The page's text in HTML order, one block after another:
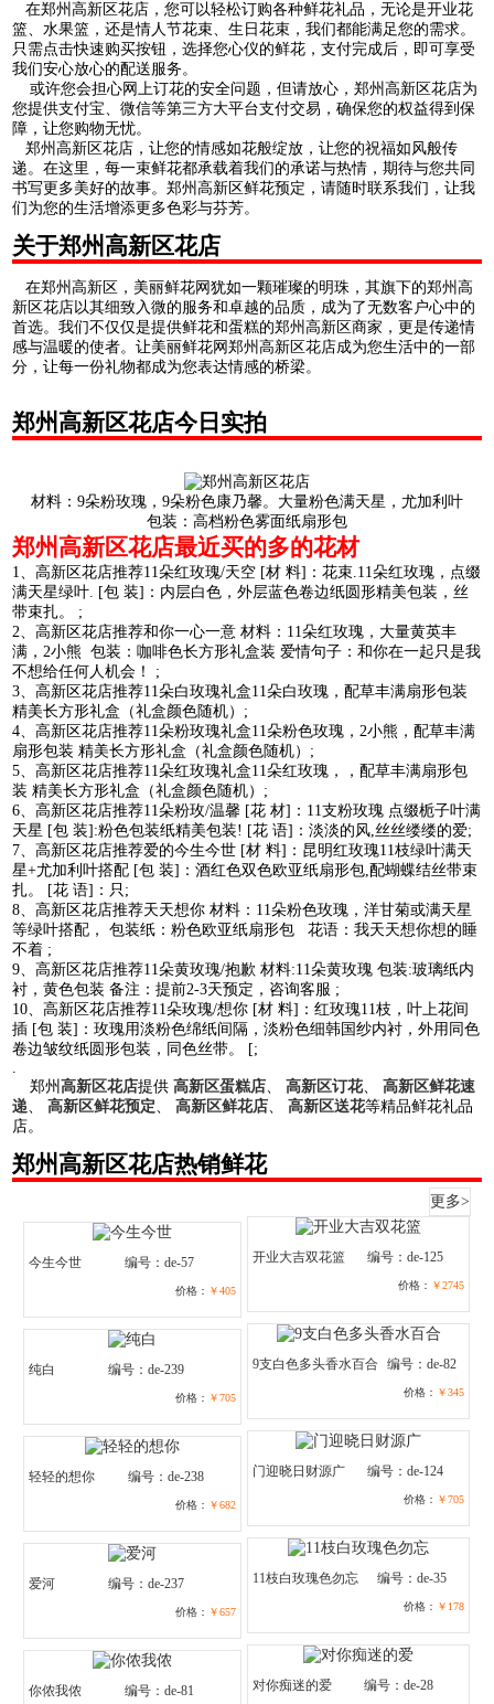
在郑州高新区花店，您可以轻松订购各种鲜花礼品，无论是开业花
篮、水果篮，还是情人节花束、生日花束，我们都能满足您的需求。
只需点击快速购买按钮，选择您心仪的鲜花，支付完成后，即可享受
我们安心放心的配送服务。
或许您会担心网上订花的安全问题，但请放心，郑州高新区花店为
您提供支付宝、微信等第三方大平台支付交易，确保您的权益得到保
障，让您购物无忧。
郑州高新区花店，让您的情感如花般绽放，让您的祝福如风般传
递。在这里，每一束鲜花都承载着我们的承诺与热情，期待与您共同
书写更多美好的故事。郑州高新区鲜花预定，请随时联系我们，让我
们为您的生活增添更多色彩与芬芳。
关于郑州高新区花店
在郑州高新区，美丽鲜花网犹如一颗璀璨的明珠，其旗下的郑州高
新区花店以其细致入微的服务和卓越的品质，成为了无数客户心中的
首选。我们不仅仅是提供鲜花和蛋糕的郑州高新区商家，更是传递情
感与温暖的使者。让美丽鲜花网郑州高新区花店成为您生活中的一部
分，让每一份礼物都成为您表达情感的桥梁。
郑州高新区花店今日实拍
材料：9朵粉玫瑰，9朵粉色康乃馨。大量粉色满天星，尤加利叶
包装：高档粉色雾面纸扇形包
郑州高新区花店最近买的多的花材
1、高新区花店推荐11朵红玫瑰/天空 [材 料]：花束.11朵红玫瑰，点缀
满天星绿叶. [包 装]：内层白色，外层蓝色卷边纸圆形精美包装，丝
带束扎。 ;
2、高新区花店推荐和你一心一意 材料：11朵红玫瑰，大量黄英丰
满，2小熊 包装：咖啡色长方形礼盒装 爱情句子：和你在一起只是我
不想给任何人机会！ ;
3、高新区花店推荐11朵白玫瑰礼盒11朵白玫瑰，配草丰满扇形包装
精美长方形礼盒（礼盒颜色随机）;
4、高新区花店推荐11朵粉玫瑰礼盒11朵粉色玫瑰，2小熊，配草丰满
扇形包装 精美长方形礼盒（礼盒颜色随机）;
5、高新区花店推荐11朵红玫瑰礼盒11朵红玫瑰，，配草丰满扇形包
装 精美长方形礼盒（礼盒颜色随机）;
6、高新区花店推荐11朵粉玫/温馨 [花 材]：11支粉玫瑰 点缀栀子叶满
天星 [包 装]:粉色包装纸精美包装! [花 语]：淡淡的风,丝丝缕缕的爱;
7、高新区花店推荐爱的今生今世 [材 料]：昆明红玫瑰11枝绿叶满天
星+尤加利叶搭配 [包 装]：酒红色双色欧亚纸扇形包,配蝴蝶结丝带束
扎。 [花 语]：只;
8、高新区花店推荐天天想你 材料：11朵粉色玫瑰，洋甘菊或满天星
等绿叶搭配， 包装纸：粉色欧亚纸扇形包 花语：我天天想你想的睡
不着 ;
9、高新区花店推荐11朵黄玫瑰/抱歉 材料:11朵黄玫瑰 包装:玻璃纸内
衬，黄色包装 备注：提前2-3天预定，咨询客服 ;
10、高新区花店推荐11朵玫瑰/想你 [材 料]：红玫瑰11枝，叶上花间
插 [包 装]：玫瑰用淡粉色绵纸间隔，淡粉色细韩国纱内衬，外用同色
卷边皱纹纸圆形包装，同色丝带。 [;
.
郑州高新区花店提供高新区蛋糕店、高新区订花、高新区鲜花速
递、高新区鲜花预定、高新区鲜花店、高新区送花等精品鲜花礼品
店。
郑州高新区花店热销鲜花
更多>
今生今世 编号：de-57
价格： ￥405
开业大吉双花篮 编号：de-125
价格： ￥2745
纯白 编号：de-239
价格： ￥705
9支白色多头香水百合 编号：de-82
价格： ￥345
轻轻的想你 编号：de-238
价格： ￥682
门迎晓日财源广 编号：de-124
价格： ￥705
爱河 编号：de-237
价格： ￥657
11枝白玫瑰色勿忘 编号：de-35
价格： ￥178
你侬我侬 编号：de-81 对你痴迷的爱 编号：de-28